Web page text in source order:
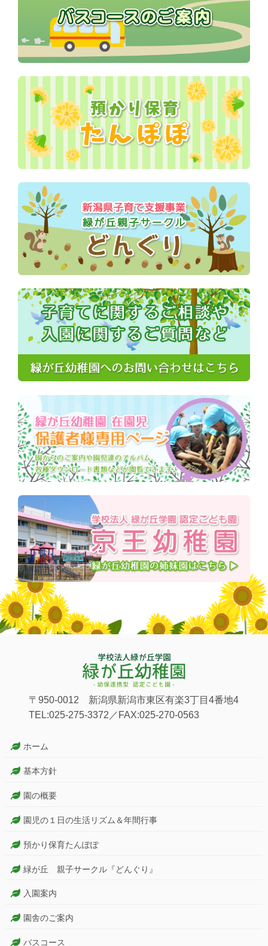
〒950-0012 新潟県新潟市東区有楽3丁目4番地4
TEL:025-275-3372／FAX:025-270-0563
ホーム
基本方針
園の概要
園児の１日の生活リズム＆年間行事
預かり保育たんぽぽ
緑が丘 親子サークル『どんぐり』
入園案内
園舎のご案内
バスコース